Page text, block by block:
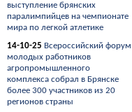
выступление брянских
паралимпийцев на чемпионате
мира по легкой атлетике
14-10-25 Всероссийский форум
молодых работников
агропромышленного
комплекса собрал в Брянске
более 300 участников из 20
регионов страны